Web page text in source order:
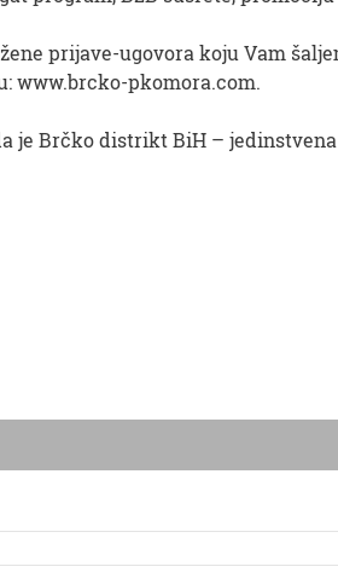
prijave-ugovora koju Vam
www.brcko-pkomora.com.
je Brčko distrikt BiH –